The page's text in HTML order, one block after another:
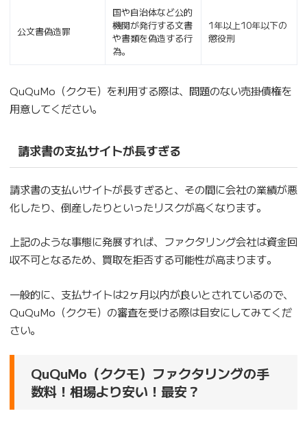
公文書偽造罪
国や自治体など公的
機関が発行する文書
や書類を偽造する行
為。
1年以上10年以下の
懲役刑
QuQuMo（ククモ）を利用する際は、問題のない売掛債権を
用意してください。
請求書の支払サイトが長すぎる
請求書の支払いサイトが長すぎると、その間に会社の業績が悪
化したり、倒産したりといったリスクが高くなります。
上記のような事態に発展すれば、ファクタリング会社は資金回
収不可となるため、買取を拒否する可能性が高まります。
一般的に、支払サイトは2ヶ月以内が良いとされているので、
QuQuMo（ククモ）の審査を受ける際は目安にしてみてくだ
さい。
QuQuMo（ククモ）ファクタリングの手
数料！相場より安い！最安？